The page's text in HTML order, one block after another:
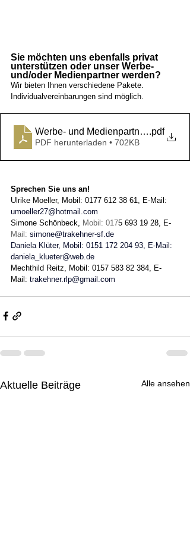
Sie möchten uns ebenfalls privat
unterstützen oder unser Werbe-
und/oder Medienpartner werden?
Wir bieten Ihnen verschiedene Pakete.
Individualvereinbarungen sind möglich.
Werbe- und Medienpartner werden
.pdf
PDF herunterladen • 702KB
Sprechen Sie uns an!
Ulrike Moeller, Mobil: 0177 612 38 61, E-Mail:
umoeller27@hotmail.com
Simone Schönbeck, Mobil: 0175 693 19 28, E-
Mail: simone@trakehner-sf.de
Daniela Klüter, Mobil: 0151 172 204 93, E-Mail:
daniela_klueter@web.de
Mechthild Reitz, Mobil: 0157 583 82 384, E-
Mail: trakehner.rlp@gmail.com
Aktuelle Beiträge Alle ansehen